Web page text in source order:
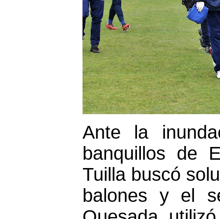
Ante la
banquillos de
Tuilla buscó
balones y el